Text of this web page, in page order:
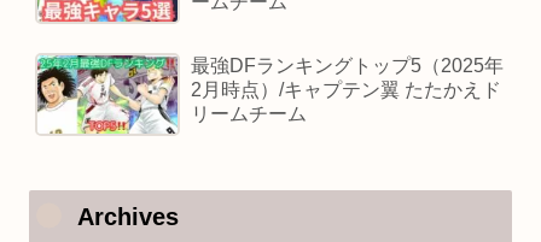
最強DFランキングトップ5（2025年
2月時点）/キャプテン翼 たたかえド
リームチーム
Archives